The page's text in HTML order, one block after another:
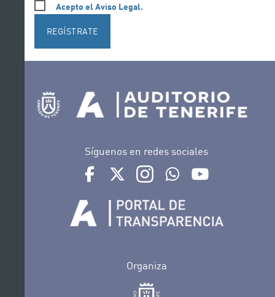
Acepto el Aviso Legal.
REGÍSTRATE
Síguenos en redes sociales
Ir a perfil de Auditorio de Tenerife en Facebook
Ir a perfil de Auditorio de Tenerife en
Ir a perfil de Auditorio de
Ir al Boletín Whatsapp
Organiza